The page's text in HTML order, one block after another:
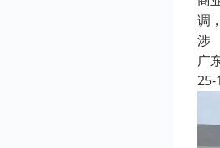
调
涉
广
25-